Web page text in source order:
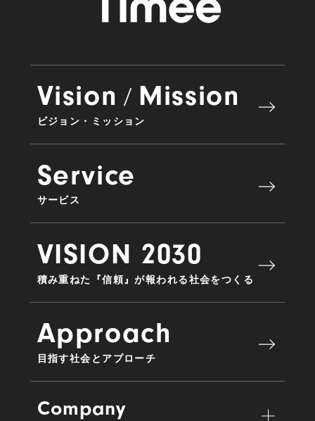
Vision / Mission
ビジョン・ミッション
Service
サービス
VISION 2030
積み重ねた『信頼』が報われる社会をつくる
Approach
目指す社会とアプローチ
Company